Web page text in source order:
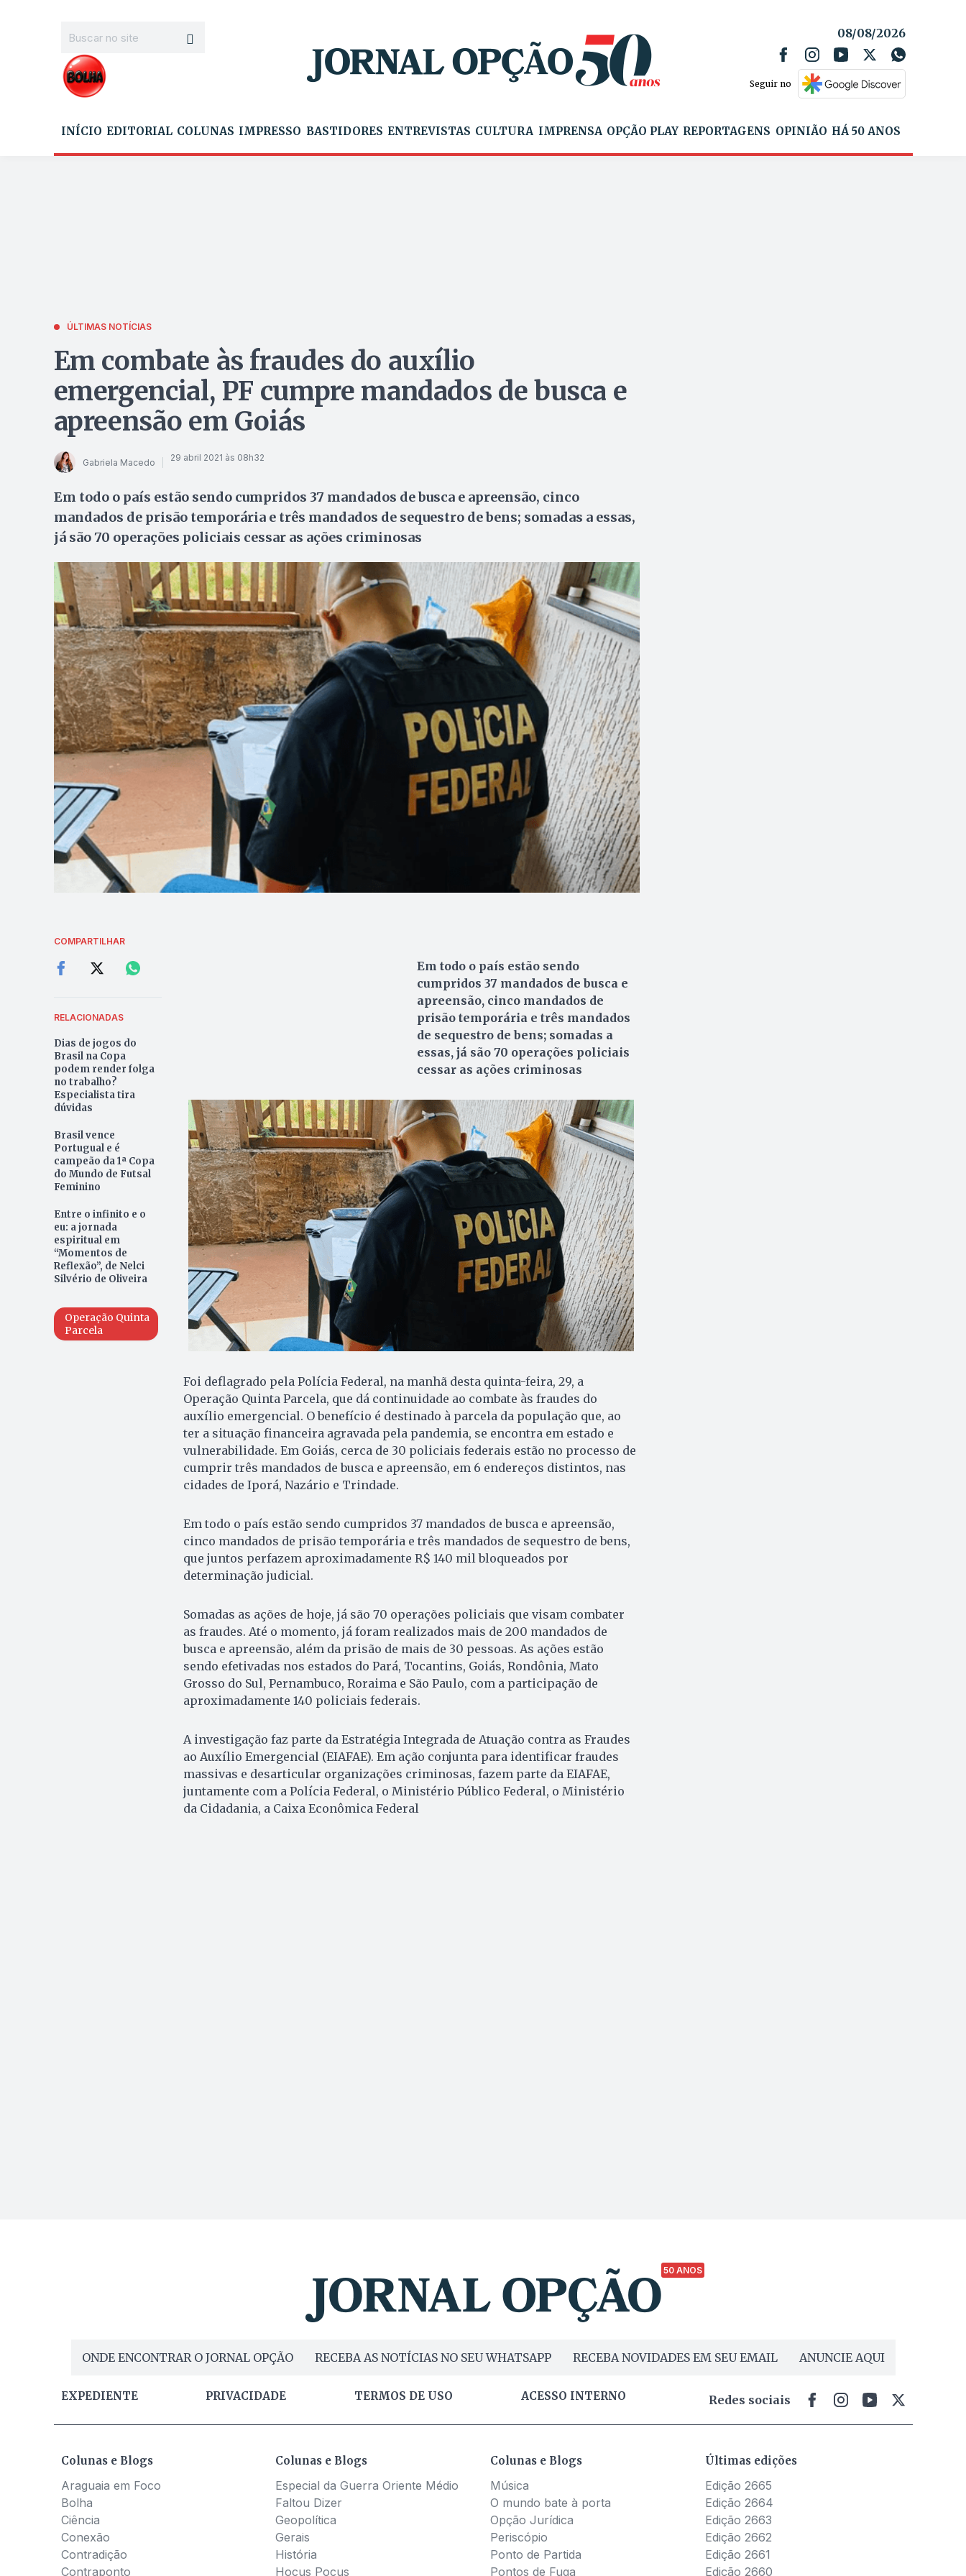
08/08/2026
Seguir no
INÍCIO EDITORIAL COLUNAS IMPRESSO BASTIDORES ENTREVISTAS CULTURA IMPRENSA OPÇÃO PLAY REPORTAGENS OPINIÃO HÁ 50 ANOS
ÚLTIMAS NOTÍCIAS
Em combate às fraudes do auxílio
emergencial, PF cumpre mandados de busca e
apreensão em Goiás
Gabriela Macedo 29 abril 2021 às 08h32
Em todo o país estão sendo cumpridos 37 mandados de busca e apreensão, cinco
mandados de prisão temporária e três mandados de sequestro de bens; somadas a essas,
já são 70 operações policiais cessar as ações criminosas
COMPARTILHAR
RELACIONADAS
Dias de jogos do
Brasil na Copa
podem render folga
no trabalho?
Especialista tira
dúvidas
Brasil vence
Portugual e é
campeão da 1ª Copa
do Mundo de Futsal
Feminino
Entre o infinito e o
eu: a jornada
espiritual em
“Momentos de
Reflexão”, de Nelci
Silvério de Oliveira
Operação Quinta
Parcela
Em todo o país estão sendo
cumpridos 37 mandados de busca e
apreensão, cinco mandados de
prisão temporária e três mandados
de sequestro de bens; somadas a
essas, já são 70 operações policiais
cessar as ações criminosas
Foi deflagrado pela Polícia Federal, na manhã desta quinta-feira, 29, a
Operação Quinta Parcela, que dá continuidade ao combate às fraudes do
auxílio emergencial. O benefício é destinado à parcela da população que, ao
ter a situação financeira agravada pela pandemia, se encontra em estado e
vulnerabilidade. Em Goiás, cerca de 30 policiais federais estão no processo de
cumprir três mandados de busca e apreensão, em 6 endereços distintos, nas
cidades de Iporá, Nazário e Trindade.
Em todo o país estão sendo cumpridos 37 mandados de busca e apreensão,
cinco mandados de prisão temporária e três mandados de sequestro de bens,
que juntos perfazem aproximadamente R$ 140 mil bloqueados por
determinação judicial.
Somadas as ações de hoje, já são 70 operações policiais que visam combater
as fraudes. Até o momento, já foram realizados mais de 200 mandados de
busca e apreensão, além da prisão de mais de 30 pessoas. As ações estão
sendo efetivadas nos estados do Pará, Tocantins, Goiás, Rondônia, Mato
Grosso do Sul, Pernambuco, Roraima e São Paulo, com a participação de
aproximadamente 140 policiais federais.
A investigação faz parte da Estratégia Integrada de Atuação contra as Fraudes
ao Auxílio Emergencial (EIAFAE). Em ação conjunta para identificar fraudes
massivas e desarticular organizações criminosas, fazem parte da EIAFAE,
juntamente com a Polícia Federal, o Ministério Público Federal, o Ministério
da Cidadania, a Caixa Econômica Federal
50 ANOS
ONDE ENCONTRAR O JORNAL OPÇÃO RECEBA AS NOTÍCIAS NO SEU WHATSAPP RECEBA NOVIDADES EM SEU EMAIL ANUNCIE AQUI
EXPEDIENTE PRIVACIDADE TERMOS DE USO ACESSO INTERNO Redes sociais
Colunas e Blogs
Araguaia em Foco
Bolha
Ciência
Conexão
Contradição
Contraponto
Colunas e Blogs
Especial da Guerra Oriente Médio
Faltou Dizer
Geopolítica
Gerais
História
Hocus Pocus
Colunas e Blogs
Música
O mundo bate à porta
Opção Jurídica
Periscópio
Ponto de Partida
Pontos de Fuga
Últimas edições
Edição 2665
Edição 2664
Edição 2663
Edição 2662
Edição 2661
Edição 2660